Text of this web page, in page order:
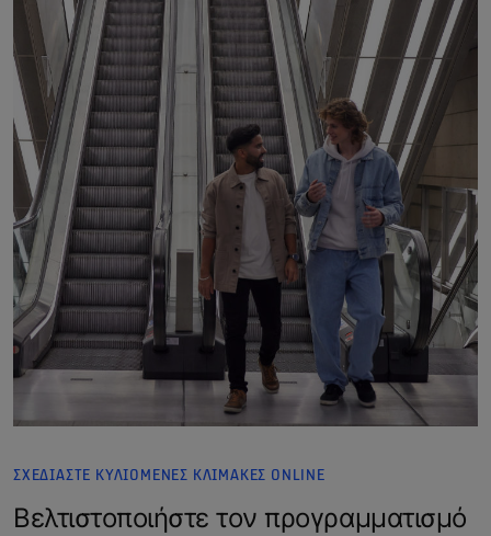
ΣΧΕΔΙΑΣΤΕ ΚΥΛΙΟΜΕΝΕΣ ΚΛΙΜΑΚΕΣ ONLINE
Βελτιστοποιήστε τον προγραμματισμό